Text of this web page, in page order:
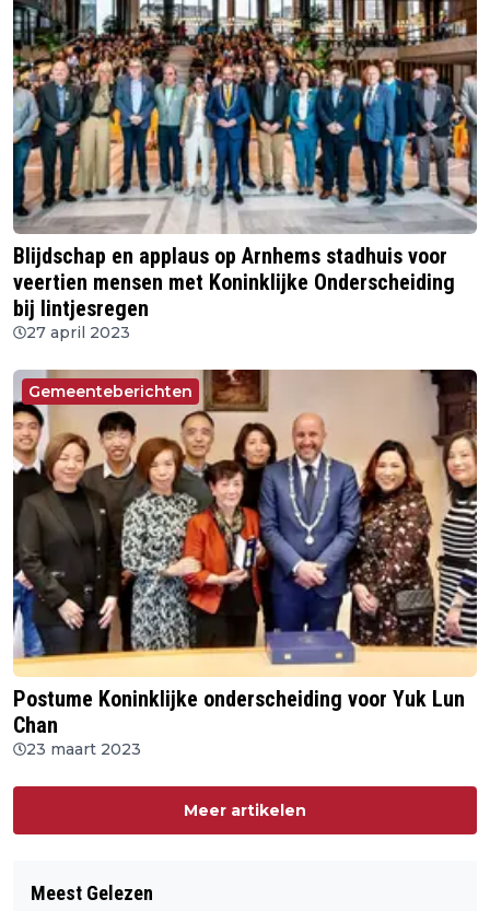
Blijdschap en applaus op Arnhems stadhuis voor
veertien mensen met Koninklijke Onderscheiding
bij lintjesregen
27 april 2023
Gemeenteberichten
Postume Koninklijke onderscheiding voor Yuk Lun
Chan
23 maart 2023
Meer artikelen
Meest Gelezen